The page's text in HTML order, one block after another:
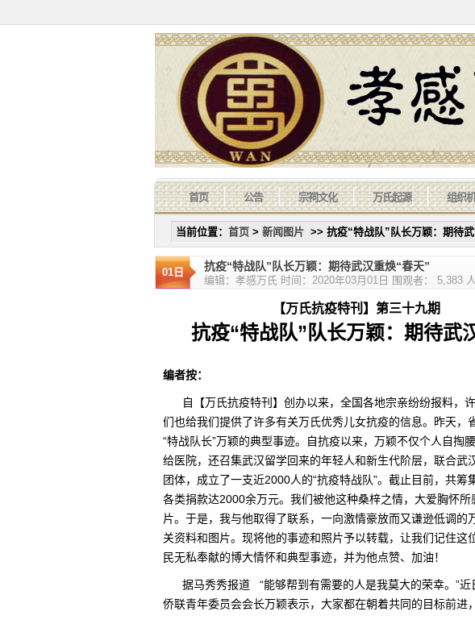
首页 公告 宗祠文化 万氏起源 组织
当前位置： 首页 > 新闻图片 >> 抗疫“特战队”队长万颖：期待
01日 抗疫“特战队”队长万颖：期待武汉重焕“春天”
编辑：孝感万氏 时间：2020年03月01日 围观者： 5,383 人
【万氏抗疫特刊】第三十九期
抗疫“特战队”队长万颖：期待武
编者按：
自【万氏抗疫特刊】创办以来，全国各地宗亲纷纷报料，
们也给我们提供了许多有关万氏优秀儿女抗疫的信息。昨天，
“特战队长”万颖的典型事迹。自抗疫以来，万颖不仅个人自掏
给医院，还召集武汉留学回来的年轻人和新生代阶层，联合武
团体，成立了一支近2000人的“抗疫特战队”。截止目前，共筹
各类捐款达2000余万元。我们被他这种桑梓之情，大爱胸怀
片。于是，我与他取得了联系，一向激情豪放而又谦逊低调的
关资料和图片。现将他的事迹和照片予以转载，让我们记住这
民无私奉献的博大情怀和典型事迹，并为他点赞、加油！
据马秀秀报道 “能够帮到有需要的人是我莫大的荣幸。”近
侨联青年委员会会长万颖表示，大家都在朝着共同的目标前进